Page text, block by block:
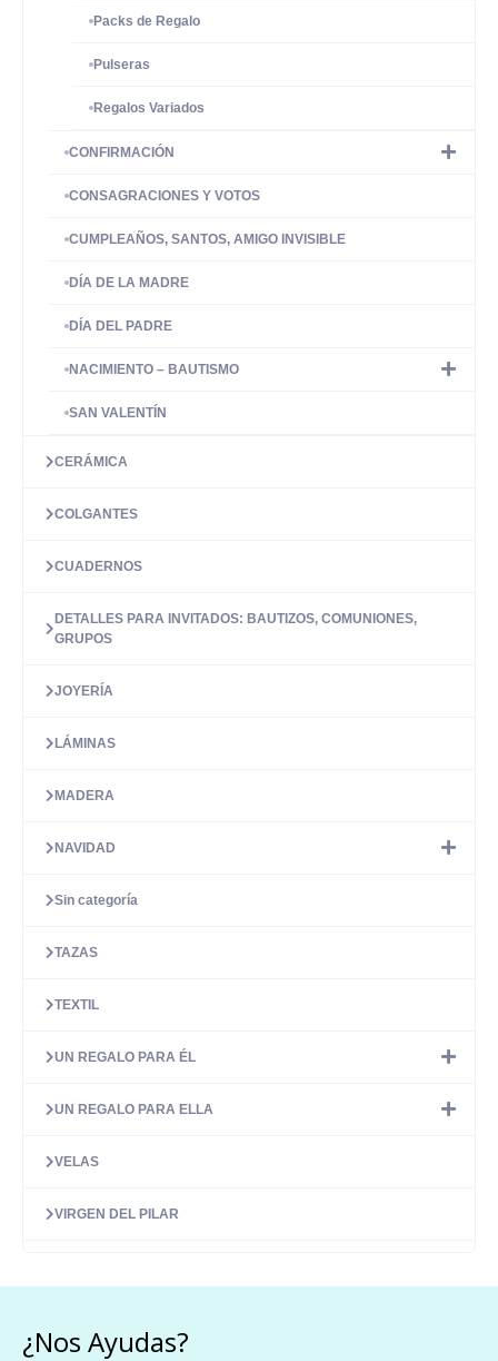
Packs de Regalo
Pulseras
Regalos Variados
CONFIRMACIÓN
CONSAGRACIONES Y VOTOS
CUMPLEAÑOS, SANTOS, AMIGO INVISIBLE
DÍA DE LA MADRE
DÍA DEL PADRE
NACIMIENTO – BAUTISMO
SAN VALENTÍN
CERÁMICA
COLGANTES
CUADERNOS
DETALLES PARA INVITADOS: BAUTIZOS, COMUNIONES,
GRUPOS
JOYERÍA
LÁMINAS
MADERA
NAVIDAD
Sin categoría
TAZAS
TEXTIL
UN REGALO PARA ÉL
UN REGALO PARA ELLA
VELAS
VIRGEN DEL PILAR
¿Nos Ayudas?